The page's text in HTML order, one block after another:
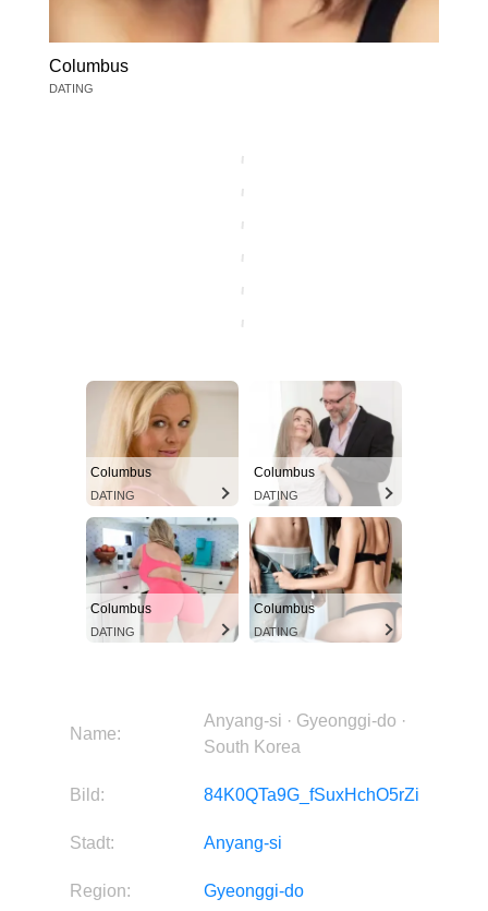
Columbus
DATING
Columbus
DATING
Columbus
DATING
Columbus
DATING
Columbus
DATING
Name:
Anyang-si · Gyeonggi-do ·
South Korea
Bild: 84K0QTa9G_fSuxHchO5rZi
Stadt: Anyang-si
Region: Gyeonggi-do